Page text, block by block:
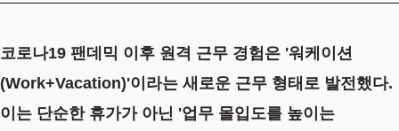
코로나19 팬데믹 이후 원격 근무 경험은 '워케이션
(Work+Vacation)'이라는 새로운 근무 형태로 발전했다.
이는 단순한 휴가가 아닌 '업무 몰입도를 높이는